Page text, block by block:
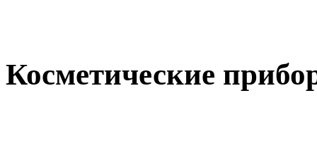
Косметические